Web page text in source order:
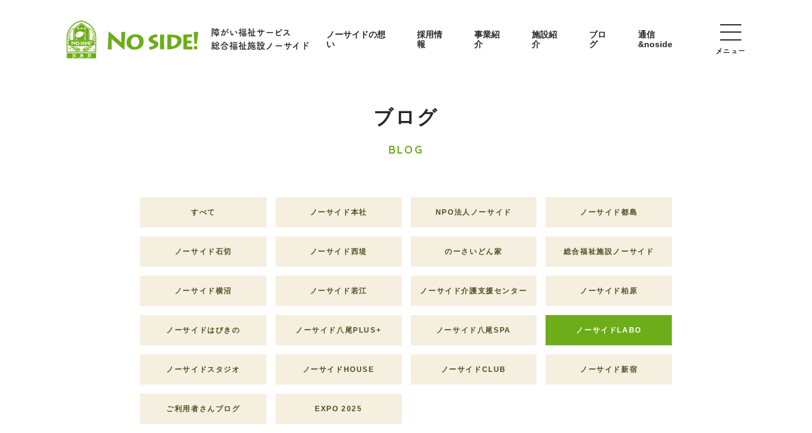
障がい福祉サービス
総合福祉施設ノーサイド
ノーサイドの想
い
採用情
報
事業紹
介
施設紹
介
ブロ
グ
通信
&noside
メニュー
ブログ
BLOG
すべて ノーサイド本社 NPO法人ノーサイド ノーサイド都島
ノーサイド石切 ノーサイド西堤 のーさいどん家 総合福祉施設ノーサイド
ノーサイド横沼 ノーサイド若江 ノーサイド介護支援センター ノーサイド柏原
ノーサイドはびきの ノーサイド八尾PLUS+ ノーサイド八尾SPA ノーサイドLABO
ノーサイドスタジオ ノーサイドHOUSE ノーサイドCLUB ノーサイド新宿
ご利用者さんブログ EXPO 2025